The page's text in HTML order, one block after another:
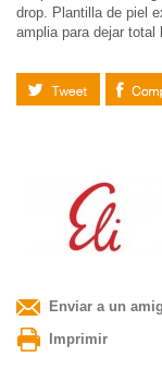
drop. Plantilla de piel
amplia para dejar total
Tuitear
Enviar a un
Imprimir